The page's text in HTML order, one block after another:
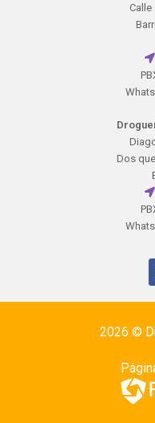
Calle
Dos
2026 ©